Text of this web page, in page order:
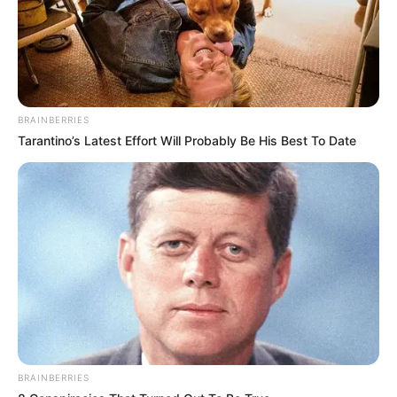
(foto: instagram/_maxpictures)
BRAINBERRIES
Tarantino’s Latest Effort Will Probably Be His Best To Date
BRAINBERRIES